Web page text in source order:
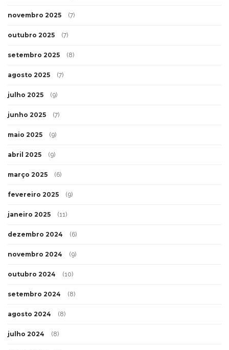
novembro 2025 (7)
outubro 2025 (7)
setembro 2025 (8)
agosto 2025 (7)
julho 2025 (9)
junho 2025 (7)
maio 2025 (9)
abril 2025 (9)
março 2025 (6)
fevereiro 2025 (9)
janeiro 2025 (11)
dezembro 2024 (6)
novembro 2024 (9)
outubro 2024 (10)
setembro 2024 (8)
agosto 2024 (8)
julho 2024 (8)